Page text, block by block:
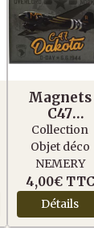
Magnets
C47
DAKOTA D-
DAY
Collection
Objet déco
NEMERY
4,00€ TTC
Détails